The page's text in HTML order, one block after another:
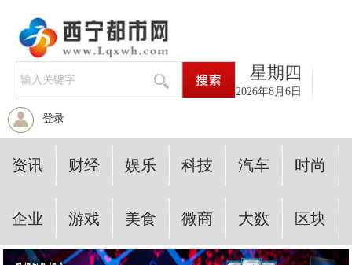
星期四
2026年8月6日
登录
资讯 财经 娱乐 科技 汽车 时尚
企业 游戏 美食 微商 大数 区块